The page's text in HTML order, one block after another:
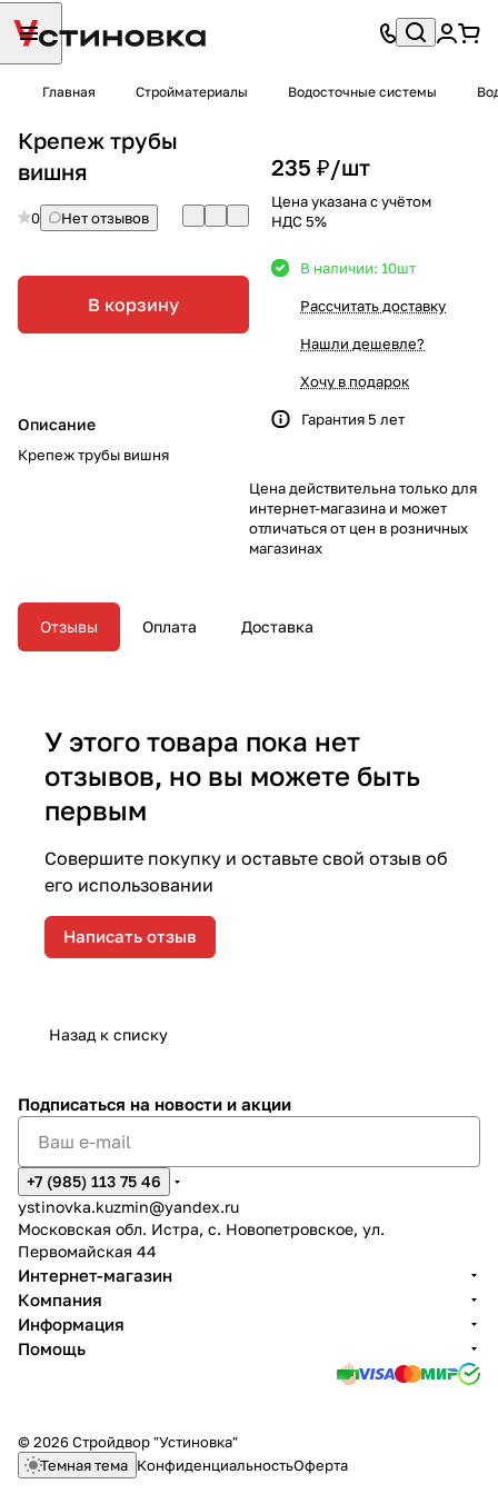
Главная Стройматериалы Водосточные системы
Крепеж трубы
вишня
0 Нет отзывов
В корзину
Описание
Крепеж трубы вишня
235 ₽/шт
Цена указана с учётом
НДС 5%
В наличии: 10шт
Рассчитать доставку
Нашли дешевле?
Хочу в подарок
Гарантия 5 лет
Цена действительна только для
интернет-магазина и может
отличаться от цен в розничных
магазинах
Отзывы Оплата Доставка
У этого товара пока нет
отзывов, но вы можете быть
первым
Совершите покупку и оставьте свой отзыв об
его использовании
Написать отзыв
Назад к списку
Подписаться на новости и акции
+7 (985) 113 75 46
ystinovka.kuzmin@yandex.ru
Московская обл. Истра, с. Новопетровское, ул.
Первомайская 44
Интернет-магазин
Компания
Информация
Помощь
© 2026 Стройдвор "Устиновка"
Темная тема КонфиденциальностьОферта